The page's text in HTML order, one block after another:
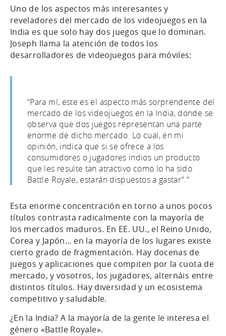
Uno de los aspectos más interesantes y
reveladores del mercado de los videojuegos en la
India es que solo hay dos juegos que lo dominan.
Joseph llama la atención de todos los
desarrolladores de videojuegos para móviles:
“Para mí, este es el aspecto más sorprendente del
mercado de los videojuegos en la India, donde se
observa que dos juegos representan una parte
enorme de dicho mercado. Lo cual, en mi
opinión, indica que si se ofrece a los
consumidores o jugadores indios un producto
que les resulte tan atractivo como lo ha sido
Battle Royale, estarán dispuestos a gastar”.”
Esta enorme concentración en torno a unos pocos
títulos contrasta radicalmente con la mayoría de
los mercados maduros. En EE. UU., el Reino Unido,
Corea y Japón… en la mayoría de los lugares existe
cierto grado de fragmentación. Hay docenas de
juegos y aplicaciones que compiten por la cuota de
mercado, y vosotros, los jugadores, alternáis entre
distintos títulos. Hay diversidad y un ecosistema
competitivo y saludable.
¿En la India? A la mayoría de la gente le interesa el
género «Battle Royale».